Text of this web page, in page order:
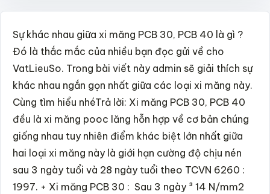
Sự khác nhau giữa xi măng PCB 30, PCB 40 là gì ?
Đó là thắc mắc của nhiều bạn đọc gửi về cho
VatLieuSo. Trong bài viết này admin sẽ giải thích sự
khác nhau ngắn gọn nhất giữa các loại xi măng này.
Cùng tìm hiểu nhéTrả lời: Xi măng PCB 30, PCB 40
đều là xi măng pooc lăng hỗn hợp về cơ bản chúng
giống nhau tuy nhiên điểm khác biệt lớn nhất giữa
hai loại xi măng này là giới hạn cường độ chịu nén
sau 3 ngày tuổi và 28 ngày tuổi theo TCVN 6260 :
1997. + Xi măng PCB 30 : Sau 3 ngày ³ 14 N/mm2